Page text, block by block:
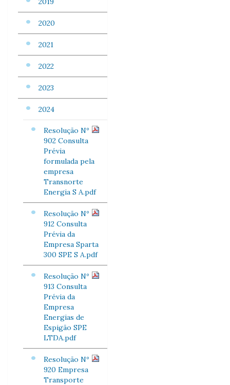
2020
2021
2022
2023
2024
Resolução Nº
902 Consulta
Prévia
formulada pela
empresa
Transnorte
Energia S A.pdf
Resolução Nº
912 Consulta
Prévia da
Empresa Sparta
300 SPE S A.pdf
Resolução Nº
913 Consulta
Prévia da
Empresa
Energias de
Espigão SPE
LTDA.pdf
Resolução Nº
920 Empresa
Transporte